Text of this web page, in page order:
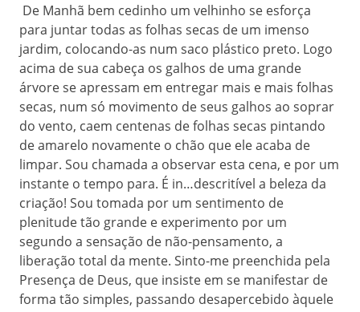
De Manhã bem cedinho um velhinho se esforça
para juntar todas as folhas secas de um imenso
jardim, colocando-as num saco plástico preto. Logo
acima de sua cabeça os galhos de uma grande
árvore se apressam em entregar mais e mais folhas
secas, num só movimento de seus galhos ao soprar
do vento, caem centenas de folhas secas pintando
de amarelo novamente o chão que ele acaba de
limpar. Sou chamada a observar esta cena, e por um
instante o tempo para. É in…descritível a beleza da
criação! Sou tomada por um sentimento de
plenitude tão grande e experimento por um
segundo a sensação de não-pensamento, a
liberação total da mente. Sinto-me preenchida pela
Presença de Deus, que insiste em se manifestar de
forma tão simples, passando desapercebido àquele